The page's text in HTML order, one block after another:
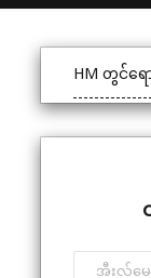
HM တွင်ရေ